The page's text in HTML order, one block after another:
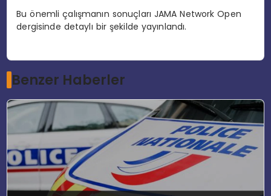
Bu önemli çalışmanın sonuçları JAMA Network Open
dergisinde detaylı bir şekilde yayınlandı.
Benzer Haberler